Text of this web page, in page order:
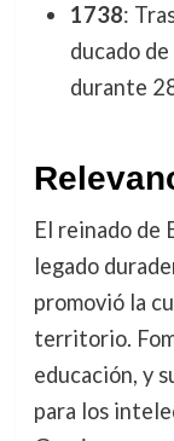
1738:
ducado
durante
El reinado de
legado
promovió la
territorio.
educación, y
para los